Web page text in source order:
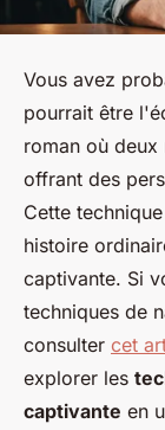
Vous avez
pourrait être
roman où deux
offrant des
Cette
histoire
captivante. Si
techniques de
consulter cet
explorer les
captivante en